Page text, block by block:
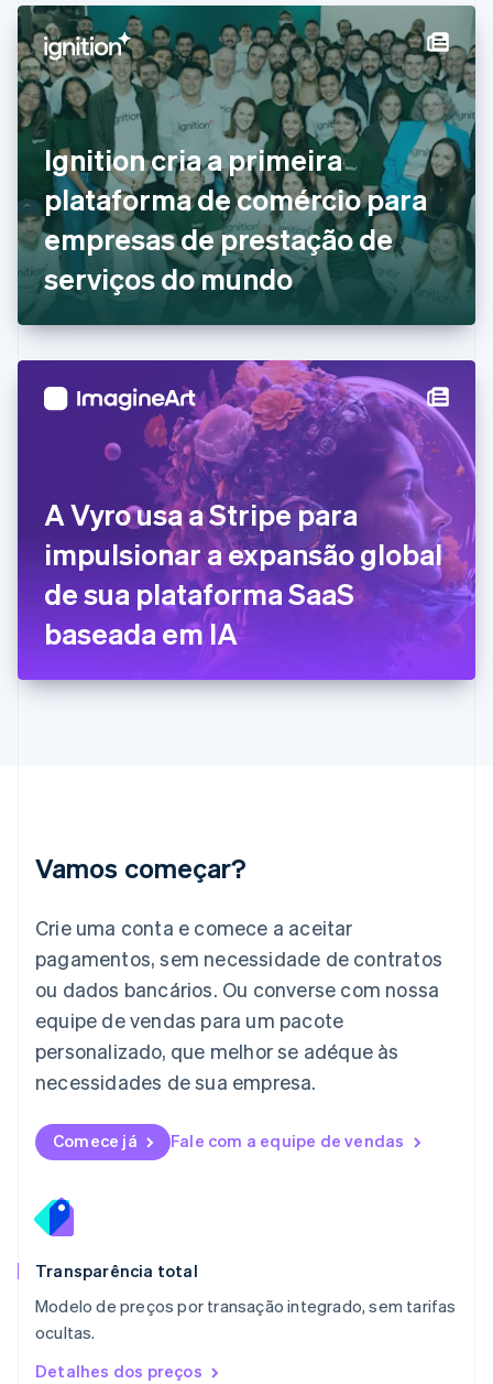
Ignition cria a primeira
plataforma de comércio para
empresas de prestação de
serviços do mundo
A Vyro usa a Stripe para
impulsionar a expansão global
de sua plataforma SaaS
baseada em IA
Vamos começar?
Crie uma conta e comece a aceitar
pagamentos, sem necessidade de contratos
ou dados bancários. Ou converse com nossa
equipe de vendas para um pacote
personalizado, que melhor se adéque às
necessidades de sua empresa.
Comece já Fale com a equipe de vendas
Transparência total
Modelo de preços por transação integrado, sem tarifas
ocultas.
Detalhes dos preços
English Français
China continental
简体中文English
Chipre
English
Croácia
English Italiano
Dinamarca
English
Emirados Árabes Unidos
English
Eslováquia
English
EnglishItaliano
Espanha
Estados Unidos
Español简体中文
Estônia
English
EnglishSvenska
França
Français English
Gibraltar
English
English
English
日本語English
Liechtenstein
DeutschEnglish
Lituânia
English
Luxemburgo
FrançaisDeutsch English
English简体中文
English
México
Noruega
English
English
NederlandsEnglish
Polônia
English